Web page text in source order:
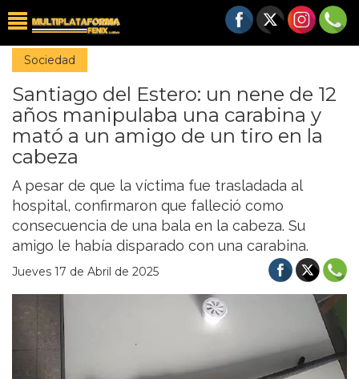
Sociedad
Santiago del Estero: un nene de 12
años manipulaba una carabina y
mató a un amigo de un tiro en la
cabeza
A pesar de que la víctima fue trasladada al
hospital, confirmaron que falleció como
consecuencia de una bala en la cabeza. Su
amigo le había disparado con una carabina.
Jueves 17 de Abril de 2025